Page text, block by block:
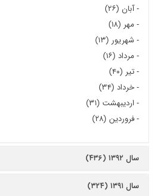
-آبان (۲۶)
- مهر (۱۸)
- شهریور (۱۳)
- مرداد (۱۶)
-تیر (۴۰)
-خرداد (۳۴)
- اردیبهشت (۳۱)
-فروردین (۲۸)
سال ۱۳۹۲ (۴۳۶)
سال ۱۳۹۱ (۳۲۴)